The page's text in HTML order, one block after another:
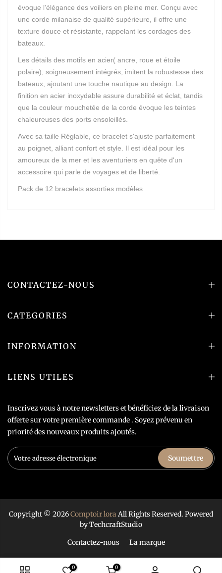
évoque l'élégance des voiliers en pleine mer. Conçu avec
une corde milanaise de qualité supérieure, il offre une
texture douce et résistante, rappelant les cordages des
bateaux.
Les détails des motifs en acier( ancre, roue et étoile
polaire), soigneusement intégrés, imitent la robustesse des
bateaux, ajoutant une touche nautique au design. La
finition en acier inoxydable assure durabilité et éclat, tandis
que la couleur mouchetée de la corde évoque les teintes
chaleureuses des ports ensoleillés.
Avec sa taille Réglable, ce bracelet s'ajuste parfaitement
au poignet, alliant confort et style. Il est idéal pour les
amoureux de la mer et les aventuriers en quête d'un
accessoire qui parle de voyages et de liberté.
Pack de 12 bracelets assorties modèles
CONTACTEZ-NOUS
CATEGORIES
INFORMATION
LIENS UTILES
Inscrivez vous à notre newsletters et bénéficiez de la livraison
offerte sur votre première commande . Soyez prévenu en
priorité des nouveaux produits ajoutés.
Soumettre
Copyright © 2026Comptoir lora All Rights Reserved. Powered
byTechcraftStudio
Contactez-nous
La marque
0 0